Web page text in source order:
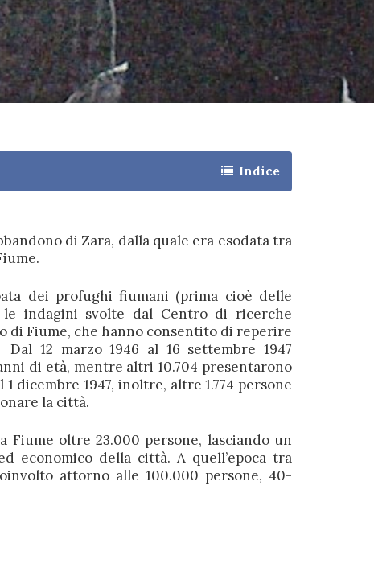
Indice
di Zara, dalla quale era esodata tra
dei profughi fiumani (prima cioè delle
indagini svolte dal Centro di ricerche
di Fiume, che hanno consentito di reperire
12 marzo 1946 al 16 settembre 1947
di età, mentre altri 10.704 presentarono
dicembre 1947, inoltre, altre 1.774 persone
la città.
oltre 23.000 persone, lasciando un
economico della città. A quell’epoca tra
attorno alle 100.000 persone, 40-